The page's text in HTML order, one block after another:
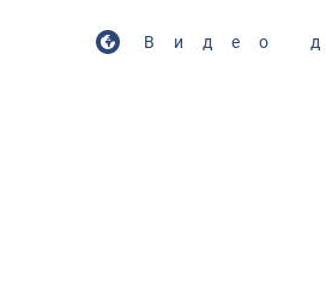
Видео